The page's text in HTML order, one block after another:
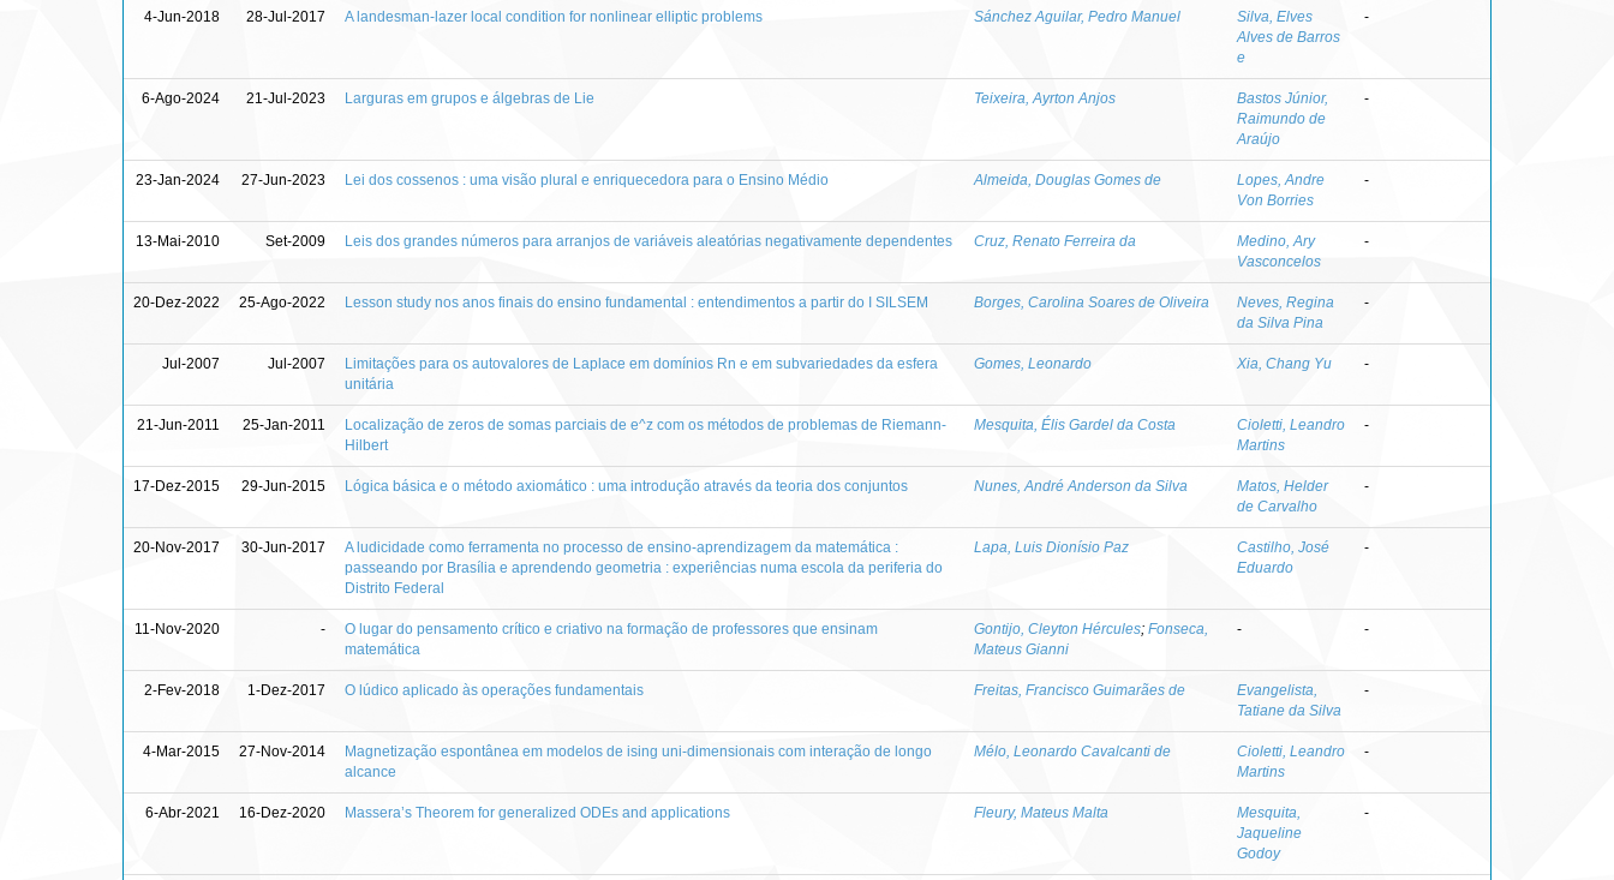
4-Jun-2018 28-Jul-2017 A landesman-lazer local condition for nonlinear elliptic problems Sánchez Aguilar, Pedro Manuel
Silva, Elves
Alves de Barros
e
-
6-Ago-2024 21-Jul-2023 Larguras em grupos e álgebras de Lie Teixeira, Ayrton Anjos
Bastos Júnior,
Raimundo de
Araújo
-
23-Jan-2024 27-Jun-2023 Lei dos cossenos : uma visão plural e enriquecedora para o Ensino Médio Almeida, Douglas Gomes de
Lopes, Andre
Von Borries
-
13-Mai-2010 Set-2009 Leis dos grandes números para arranjos de variáveis aleatórias negativamente dependentes Cruz, Renato Ferreira da
Medino, Ary
Vasconcelos
-
20-Dez-2022 25-Ago-2022 Lesson study nos anos finais do ensino fundamental : entendimentos a partir do I SILSEM Borges, Carolina Soares de Oliveira
Neves, Regina
da Silva Pina
-
Jul-2007 Jul-2007
Limitações para os autovalores de Laplace em domínios Rn e em subvariedades da esfera
unitária
Gomes, Leonardo Xia, Chang Yu -
21-Jun-2011 25-Jan-2011
Localização de zeros de somas parciais de e^z com os métodos de problemas de Riemann-
Hilbert
Mesquita, Élis Gardel da Costa
Cioletti, Leandro
Martins
-
17-Dez-2015 29-Jun-2015 Lógica básica e o método axiomático : uma introdução através da teoria dos conjuntos Nunes, André Anderson da Silva
Matos, Helder
de Carvalho
-
20-Nov-2017 30-Jun-2017
A ludicidade como ferramenta no processo de ensino-aprendizagem da matemática :
passeando por Brasília e aprendendo geometria : experiências numa escola da periferia do
Distrito Federal
Lapa, Luis Dionísio Paz
Castilho, José
Eduardo
-
11-Nov-2020 -
O lugar do pensamento crítico e criativo na formação de professores que ensinam
matemática
Gontijo, Cleyton Hércules; Fonseca,
Mateus Gianni
- -
2-Fev-2018 1-Dez-2017 O lúdico aplicado às operações fundamentais Freitas, Francisco Guimarães de
Evangelista,
Tatiane da Silva
-
4-Mar-2015 27-Nov-2014
Magnetização espontânea em modelos de ising uni-dimensionais com interação de longo
alcance
Mélo, Leonardo Cavalcanti de
Cioletti, Leandro
Martins
-
6-Abr-2021 16-Dez-2020 Massera’s Theorem for generalized ODEs and applications Fleury, Mateus Malta
Mesquita,
Jaqueline
Godoy
-